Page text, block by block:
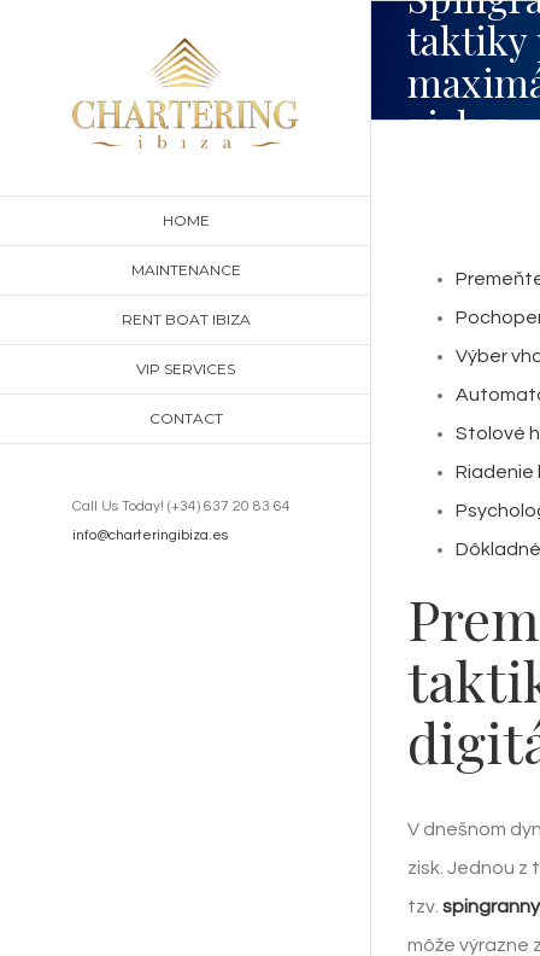
HOME
MAINTENANCE
RENT BOAT IBIZA
VIP SERVICES
CONTACT
Call Us Today! (+34) 637 20 83 64
info@charteringibiza.es
taktiky
zisk v
Výber
Stolové
Riadenie
V dnešnom
zisk. Jednou
tzv. spingranny
môže výrazne